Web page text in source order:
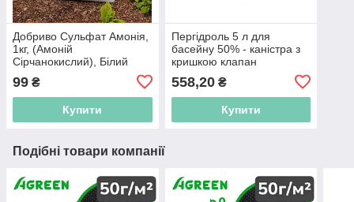
Добриво Сульфат Амонія,
1кг, (Амоній
Сірчанокислий), Білий
99 ₴
Купити
Пергідроль 5 л для
басейну 50% - каністра з
кришкою клапан
558,20₴
Купити
Подібні товари компанії